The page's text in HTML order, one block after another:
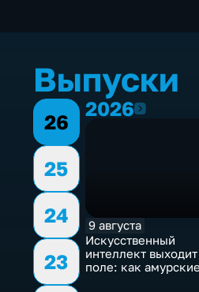
Выпуски
26
25
24
23
20262026
9 августа
Искусственный
интеллект выходит
поле: как амурские